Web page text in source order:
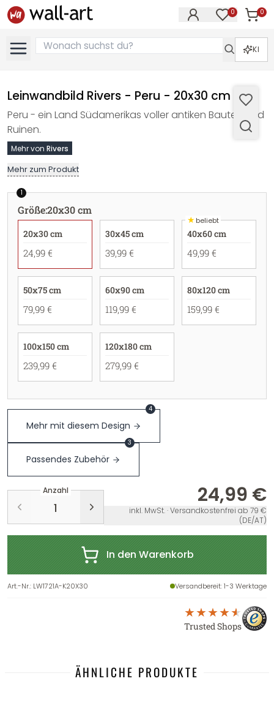
0 0
KI
Leinwandbild Rivers - Peru - 20x30 cm
Peru - ein Land Südamerikas voller antiken Bauten und
Ruinen.
Mehr von Rivers
Mehr zum Produkt
1
Größe:20x30 cm
20x30 cm
24,99 €
30x45 cm
39,99 €
★beliebt
40x60 cm
49,99 €
50x75 cm
79,99 €
60x90 cm
119,99 €
80x120 cm
159,99 €
100x150 cm
239,99 €
120x180 cm
279,99 €
Mehr mit diesem Design
4
Passendes Zubehör
3
Anzahl 24,99 €
inkl. MwSt. · Versandkostenfrei ab 79 €
(DE/AT)
In den Warenkorb
Art.-Nr.: LW1721A-K20X30 Versandbereit: 1-3 Werktage
Trusted Shops
ÄHNLICHE PRODUKTE